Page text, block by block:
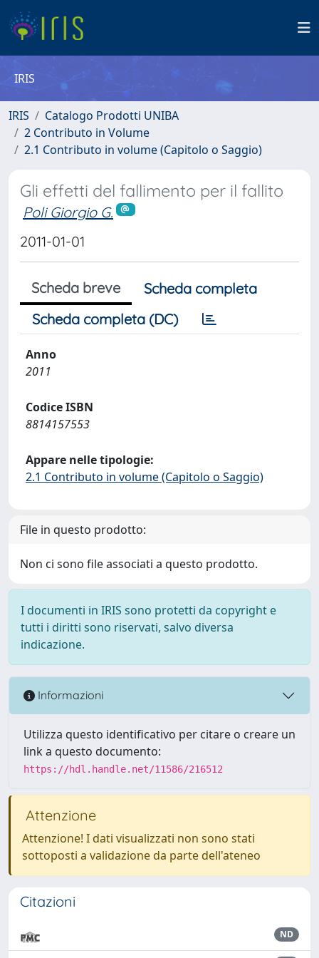
IRIS
IRIS
Catalogo Prodotti UNIBA
2 Contributo in Volume
2.1 Contributo in volume (Capitolo o Saggio)
Gli effetti del fallimento per il fallito
Poli Giorgio G.
2011-01-01
Scheda breve
Scheda completa
Scheda completa (DC)
Anno
2011
Codice ISBN
8814157553
Appare nelle tipologie:
2.1 Contributo in volume (Capitolo o Saggio)
File in questo prodotto:
Non ci sono file associati a questo prodotto.
I documenti in IRIS sono protetti da copyright e
tutti i diritti sono riservati, salvo diversa
indicazione.
Informazioni
Utilizza questo identificativo per citare o creare un
link a questo documento:
https://hdl.handle.net/11586/216512
Attenzione
Attenzione! I dati visualizzati non sono stati
sottoposti a validazione da parte dell'ateneo
Citazioni
ND